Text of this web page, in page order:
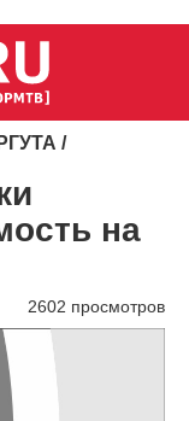
/
на
2602 просмотров